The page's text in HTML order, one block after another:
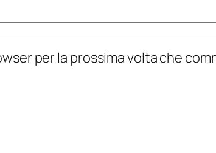
per la prossima volta che